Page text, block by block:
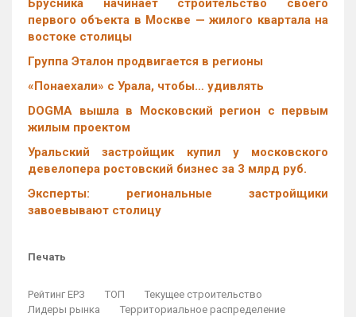
Брусника начинает строительство своего
первого объекта в Москве — жилого квартала на
востоке столицы
Группа Эталон продвигается в регионы
«Понаехали» с Урала, чтобы… удивлять
DOGMA вышла в Московский регион с первым
жилым проектом
Уральский застройщик купил у московского
девелопера ростовский бизнес за 3 млрд руб.
Эксперты: региональные застройщики
завоевывают столицу
Печать
Рейтинг ЕРЗ ТОП
Текущее строительство
Лидеры рынка
Территориальное распределение